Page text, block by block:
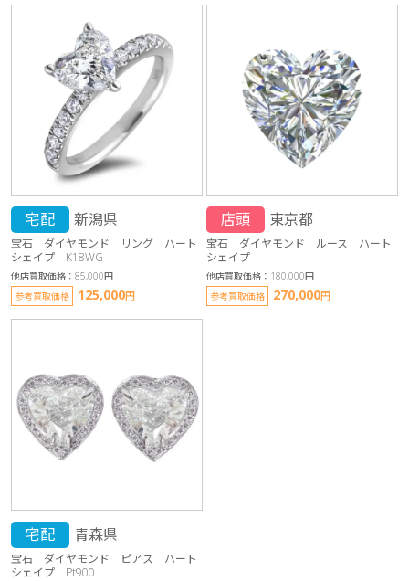
宅配 新潟県
宝石 ダイヤモンド リング ハート
シェイプ K18WG
他店買取価格：85,000円
参考買取価格
125,000円
店頭 東京都
宝石 ダイヤモンド ルース ハート
シェイプ
他店買取価格：180,000円
参考買取価格
270,000円
宅配 青森県
宝石 ダイヤモンド ピアス ハート
シェイプ Pt900